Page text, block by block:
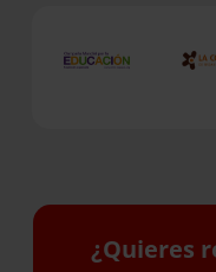
¿Quieres